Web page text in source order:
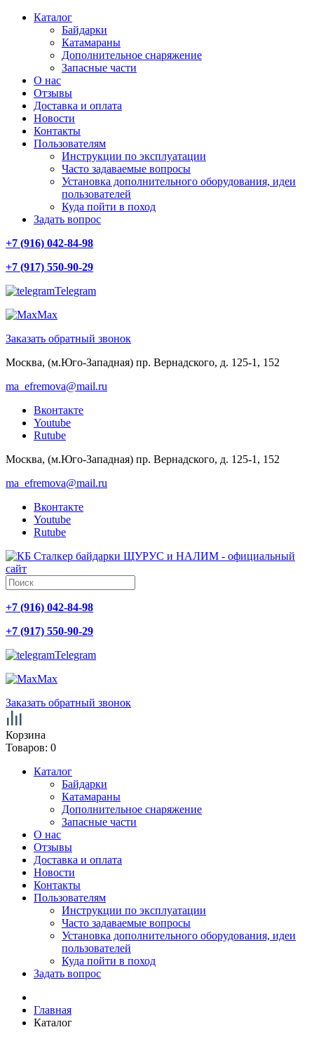
Каталог
Байдарки
Катамараны
Дополнительное снаряжение
Запасные части
О нас
Отзывы
Доставка и оплата
Новости
Контакты
Пользователям
Инструкции по эксплуатации
Часто задаваемые вопросы
Установка дополнительного оборудования, идеи
пользователей
Куда пойти в поход
Задать вопрос
+7 (916) 042-84-98
+7 (917) 550-90-29
Telegram
Max
Заказать обратный звонок
Москва, (м.Юго-Западная) пр. Вернадского, д. 125-1, 152
ma_efremova@mail.ru
Вконтакте
Youtube
Rutube
Москва, (м.Юго-Западная) пр. Вернадского, д. 125-1, 152
ma_efremova@mail.ru
Вконтакте
Youtube
Rutube
+7 (916) 042-84-98
+7 (917) 550-90-29
Telegram
Max
Заказать обратный звонок
Корзина
Товаров: 0
Каталог
Байдарки
Катамараны
Дополнительное снаряжение
Запасные части
О нас
Отзывы
Доставка и оплата
Новости
Контакты
Пользователям
Инструкции по эксплуатации
Часто задаваемые вопросы
Установка дополнительного оборудования, идеи
пользователей
Куда пойти в поход
Задать вопрос
Главная
Каталог